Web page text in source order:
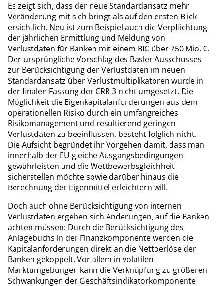
Es zeigt sich, dass der neue Standardansatz mehr
Veränderung mit sich bringt als auf den ersten Blick
ersichtlich. Neu ist zum Beispiel auch die Verpflichtung
der jährlichen Ermittlung und Meldung von
Verlustdaten für Banken mit einem BIC über 750 Mio. €.
Der ursprüngliche Vorschlag des Basler Ausschusses
zur Berücksichtigung der Verlustdaten im neuen
Standardansatz über Verlustmultiplikatoren wurde in
der finalen Fassung der CRR 3 nicht umgesetzt. Die
Möglichkeit die Eigenkapitalanforderungen aus dem
operationellen Risiko durch ein umfangreiches
Risikomanagement und resultierend geringen
Verlustdaten zu beeinflussen, besteht folglich nicht.
Die Aufsicht begründet ihr Vorgehen damit, dass man
innerhalb der EU gleiche Ausgangsbedingungen
gewährleisten und die Wettbewerbsgleichheit
sicherstellen möchte sowie darüber hinaus die
Berechnung der Eigenmittel erleichtern will.
Doch auch ohne Berücksichtigung von internen
Verlustdaten ergeben sich Änderungen, auf die Banken
achten müssen: Durch die Berücksichtigung des
Anlagebuchs in der Finanzkomponente werden die
Kapitalanforderungen direkt an die Nettoerlöse der
Banken gekoppelt. Vor allem in volatilen
Marktumgebungen kann die Verknüpfung zu größeren
Schwankungen der Geschäftsindikatorkomponente